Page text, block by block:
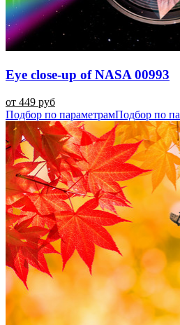
Eye close-up of NASA 00993
от 449 руб
Подбор по параметрамПодбор по